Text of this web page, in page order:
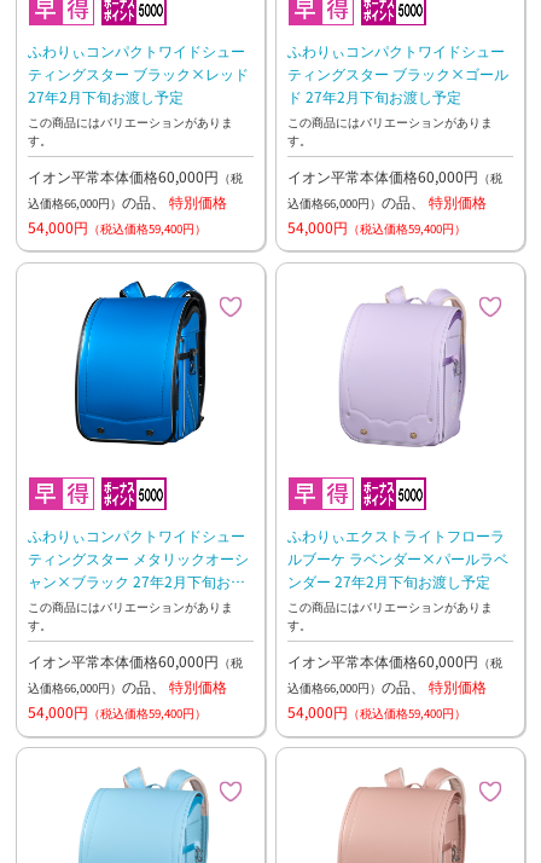
ふわりぃコンパクトワイドシュー
ティングスター ブラック×レッド
27年2月下旬お渡し予定
この商品にはバリエーションがありま
す。
イオン平常本体価格60,000円 （税
込価格66,000円） の品、 特別価格
54,000円 （税込価格59,400円）
ふわりぃコンパクトワイドシュー
ティングスター ブラック×ゴール
ド 27年2月下旬お渡し予定
この商品にはバリエーションがありま
す。
イオン平常本体価格60,000円 （税
込価格66,000円） の品、 特別価格
54,000円 （税込価格59,400円）
ふわりぃコンパクトワイドシュー
ティングスター メタリックオーシ
ャン×ブラック 27年2月下旬お渡
し予定
この商品にはバリエーションがありま
す。
イオン平常本体価格60,000円 （税
込価格66,000円） の品、 特別価格
54,000円 （税込価格59,400円）
ふわりぃエクストライトフローラ
ルブーケ ラベンダー×パールラベ
ンダー 27年2月下旬お渡し予定
この商品にはバリエーションがありま
す。
イオン平常本体価格60,000円 （税
込価格66,000円） の品、 特別価格
54,000円 （税込価格59,400円）